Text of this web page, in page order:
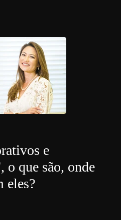
e
que são, onde
eles?